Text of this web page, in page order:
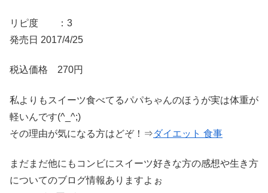
リピ度 ：3
発売日 2017/4/25
税込価格 270円
私よりもスイーツ食べてるパパちゃんのほうが実は体重が
軽いんです(^_^;)
その理由が気になる方はどぞ！⇒ダイエット 食事
まだまだ他にもコンビにスイーツ好きな方の感想や生き方
についてのブログ情報ありますよぉ